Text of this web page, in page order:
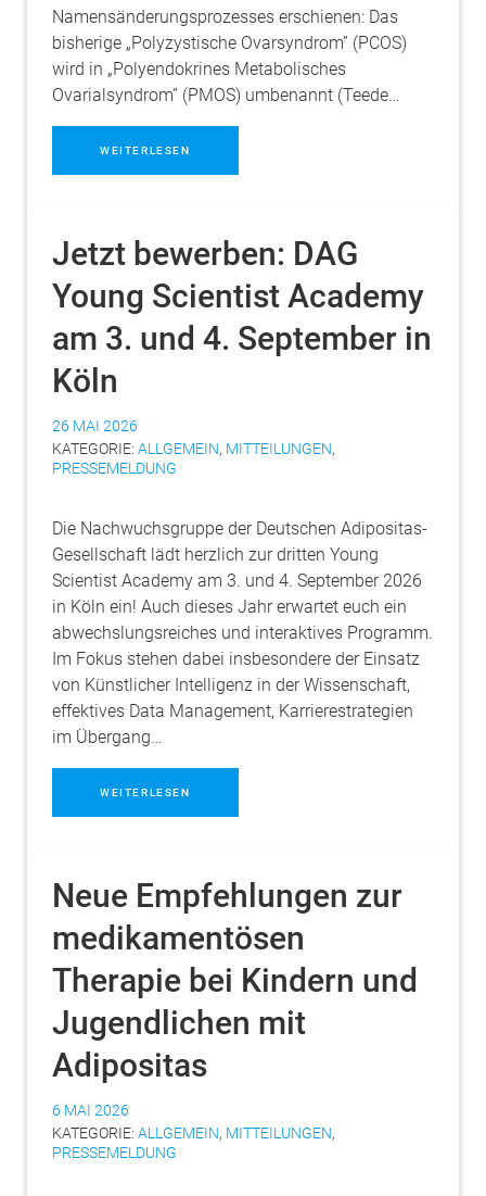
Namensänderungsprozesses erschienen: Das
bisherige „Polyzystische Ovarsyndrom” (PCOS)
wird in „Polyendokrines Metabolisches
Ovarialsyndrom” (PMOS) umbenannt (Teede…
WEITERLESEN
Jetzt bewerben: DAG
Young Scientist Academy
am 3. und 4. September in
Köln
26 MAI 2026
KATEGORIE: ALLGEMEIN, MITTEILUNGEN,
PRESSEMELDUNG
Die Nachwuchsgruppe der Deutschen Adipositas-
Gesellschaft lädt herzlich zur dritten Young
Scientist Academy am 3. und 4. September 2026
in Köln ein! Auch dieses Jahr erwartet euch ein
abwechslungsreiches und interaktives Programm.
Im Fokus stehen dabei insbesondere der Einsatz
von Künstlicher Intelligenz in der Wissenschaft,
effektives Data Management, Karrierestrategien
im Übergang…
WEITERLESEN
Neue Empfehlungen zur
medikamentösen
Therapie bei Kindern und
Jugendlichen mit
Adipositas
6 MAI 2026
KATEGORIE: ALLGEMEIN, MITTEILUNGEN,
PRESSEMELDUNG